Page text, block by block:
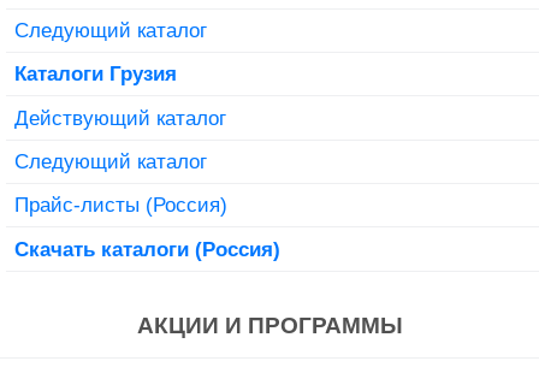
Следующий каталог
Каталоги Грузия
Действующий каталог
Следующий каталог
Прайс-листы (Россия)
Скачать каталоги (Россия)
АКЦИИ И ПРОГРАММЫ